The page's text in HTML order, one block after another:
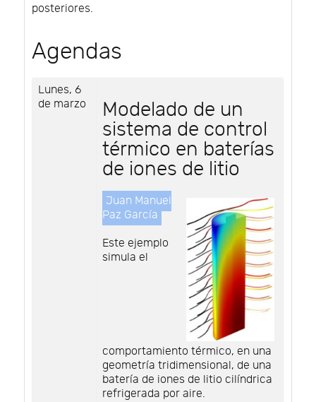
posteriores.
Agendas
Lunes, 6
de marzo
Modelado de un
sistema de control
térmico en baterías
de iones de litio
Juan Manuel
Paz García
Este ejemplo
simula el
comportamiento térmico, en una
geometría tridimensional, de una
batería de iones de litio cilíndrica
refrigerada por aire.